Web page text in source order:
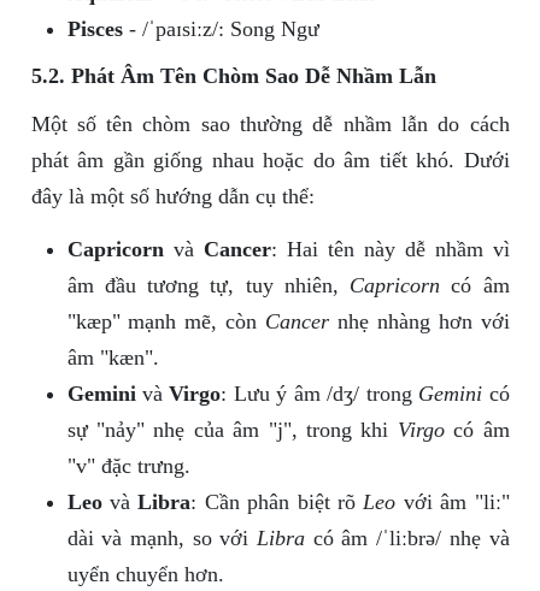
Pisces- /ˈpaɪsiːz/: Song Ngư
5.2. Phát Âm Tên Chòm Sao Dễ Nhầm Lẫn
Một số tên chòm sao thường dễ nhầm lẫn do cách
phát âm gần giống nhau hoặc do âm tiết khó. Dưới
đây là một số hướng dẫn cụ thể:
Capricornvà Cancer: Hai tên này dễ nhầm vì
âm đầu tương tự, tuy nhiên, Capricorn có âm
"kæp" mạnh mẽ, còn Cancer nhẹ nhàng hơn với
âm "kæn".
GeminivàVirgo: Lưu ý âm /dʒ/ trong Gemini có
sự "nảy" nhẹ của âm "j", trong khi Virgocó âm
"v" đặc trưng.
LeovàLibra: Cần phân biệt rõLeo với âm "liː"
dài và mạnh, so với Libra có âm /ˈliːbrə/ nhẹ và
uyển chuyển hơn.